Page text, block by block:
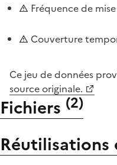
Fréquence de
Couverture
Ce jeu de données
source originale.
Fichiers (2)
Réutilisations